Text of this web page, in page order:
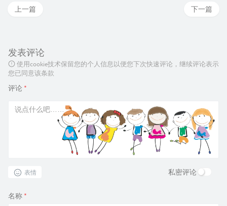
下一篇
上一篇
发表评论
使用cookie技术保留您的个人信息以便您下次快速评论，继续评论表示
您已同意该条款
评论 *
表情 私密评论
名称 *